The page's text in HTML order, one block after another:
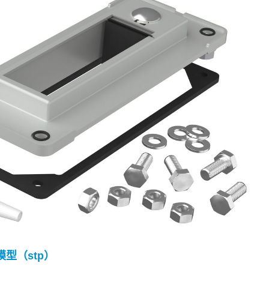
型（stp）